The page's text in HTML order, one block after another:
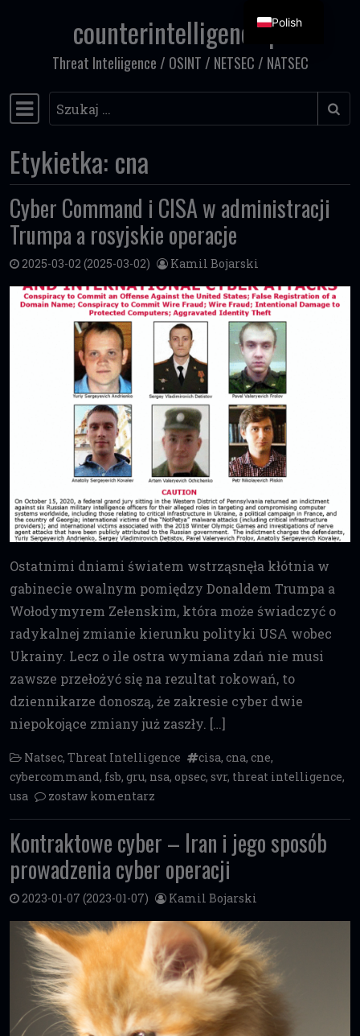
Przejdź do treścicounterintelligence.pl
Threat Inteliigence / OSINT / NETSEC / NATSEC
Główna nawigacja
Szukaj
Etykietka: cna
Cyber Command i CISA w administracji
Trumpa a rosyjskie operacje
2025-03-02 (2025-03-02) Kamil Bojarski
Ostatnimi dniami światem wstrząsnęła kłótnia w
gabinecie owalnym pomiędzy Donaldem Trumpa a
Wołodymyrem Zełenskim, która może świadczyć o
radykalnej zmianie kierunku polityki USA wobec
Ukrainy. Lecz o ile ostra wymiana zdań nie musi
zawsze przełożyć się na rezultat rokowań, to
dziennikarze donoszą, że zakresie cyber dwie
niepokojące zmiany już zaszły. […]
Natsec, Threat Intelligence cisa, cna, cne,
cybercommand, fsb, gru, nsa, opsec, svr, threat intelligence,
usa
zostaw komentarz
Kontraktowe cyber – Iran i jego sposób
prowadzenia cyber operacji
2023-01-07 (2023-01-07) Kamil Bojarski
Polish